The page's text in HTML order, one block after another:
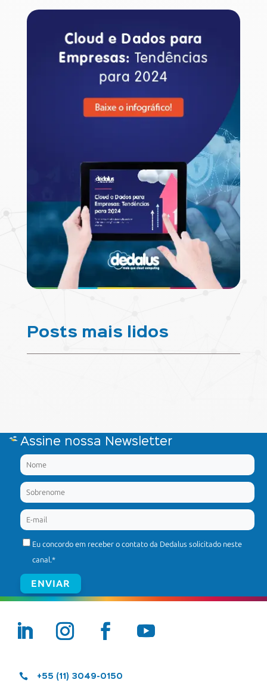
Posts mais lidos
Assine nossa Newsletter
Eu concordo em receber o contato da Dedalus solicitado neste
canal.*
 +55 (11) 3049-0150